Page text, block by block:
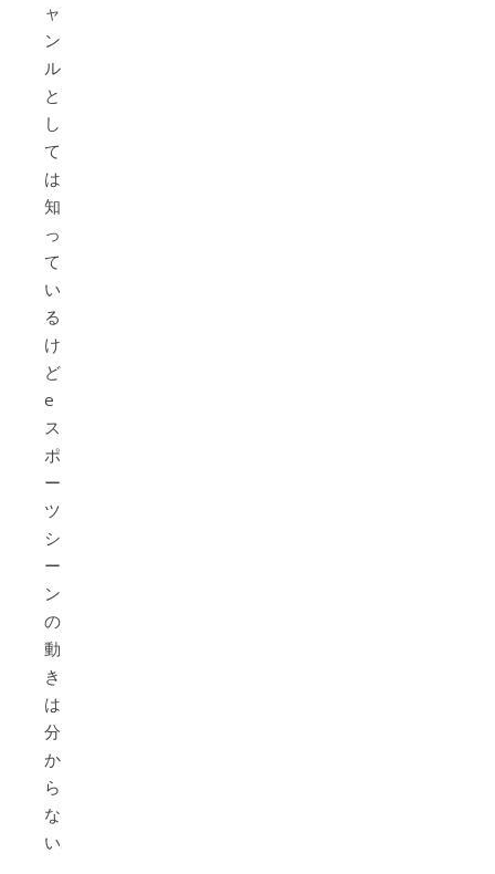
ャ
ン
ル
と
し
て
は
知
っ
て
い
る
け
ど、
e
ス
ポ
ー
ツ
シ
ー
ン
の
動
き
は
分
か
ら
な
い…」